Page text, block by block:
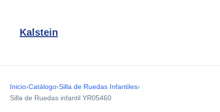
Kalstein
Inicio›Catálogo›Silla de Ruedas Infantiles›
Silla de Ruedas infantil YR05460